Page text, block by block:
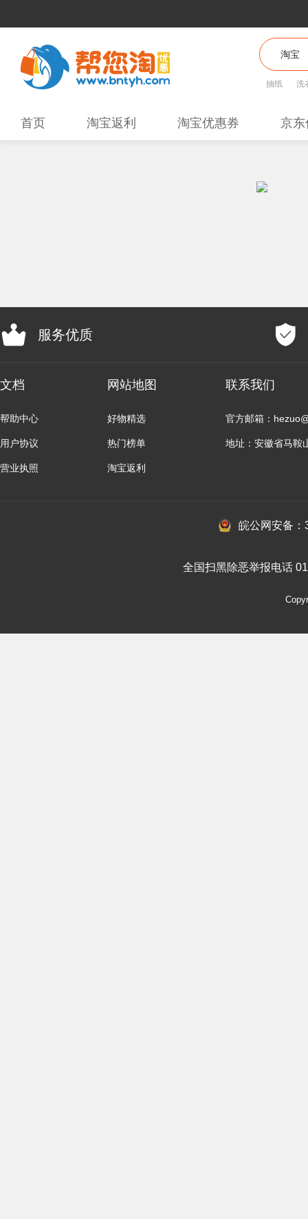
抽纸 洗
首页 淘宝返利 淘宝优惠券 京东
服务优质
文档
帮助中心
用户协议
营业执照
网站地图
好物精选
热门榜单
淘宝返利
联系我们
官方邮箱：
地址：安徽省马鞍
皖公网安备
全国扫黑除恶举报电话